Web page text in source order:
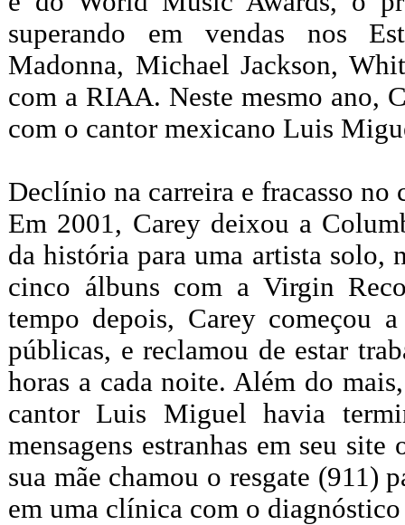
superando em vendas nos
Madonna, Michael Jackson,
com a RIAA. Neste mesmo ano,
com o cantor mexicano Luis
Declínio na carreira e fracasso no
Em 2001, Carey deixou a
da história para uma artista solo,
cinco álbuns com a Virgin
tempo depois, Carey começou
públicas, e reclamou de estar
horas a cada noite. Além do
cantor Luis Miguel havia
mensagens estranhas em seu
sua mãe chamou o resgate (911)
em uma clínica com o